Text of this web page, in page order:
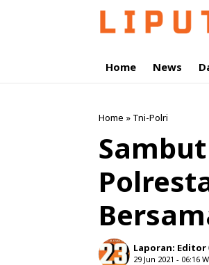
Home News
Home » Tni-Polri
Laporan: Editor
29 Jun 2021 - 06:16